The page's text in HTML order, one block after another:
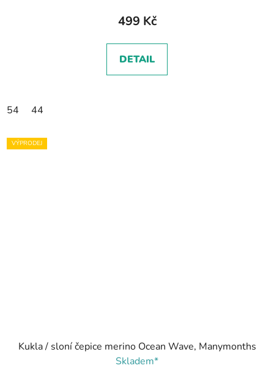
499 Kč
DETAIL
54 44
VÝPRODEJ
Kukla / sloní čepice merino Ocean Wave, Manymonths
Skladem*